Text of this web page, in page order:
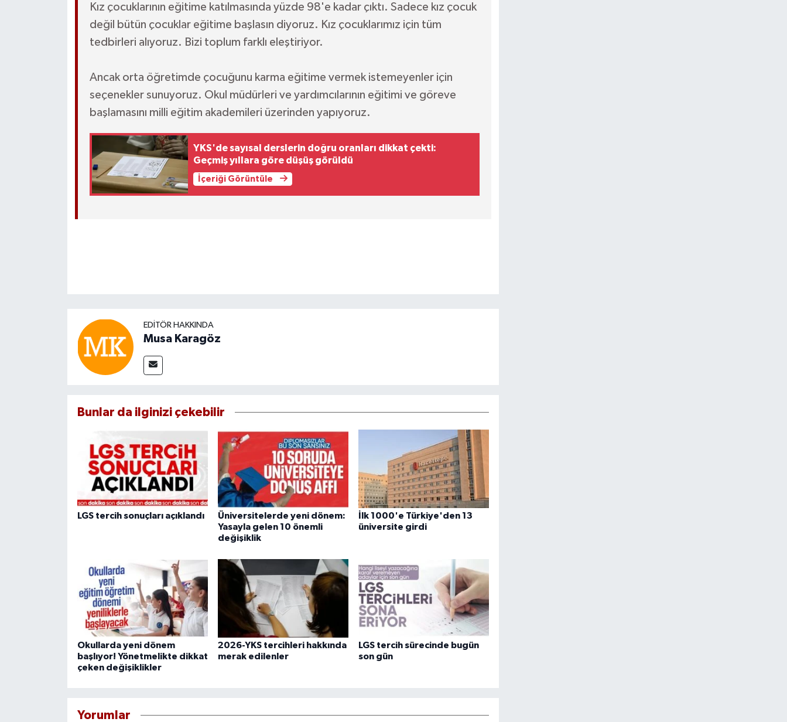
Kız çocuklarının eğitime katılmasında yüzde 98'e kadar çıktı. Sadece kız çocuk
değil bütün çocuklar eğitime başlasın diyoruz. Kız çocuklarımız için tüm
tedbirleri alıyoruz. Bizi toplum farklı eleştiriyor.
Ancak orta öğretimde çocuğunu karma eğitime vermek istemeyenler için
seçenekler sunuyoruz. Okul müdürleri ve yardımcılarının eğitimi ve göreve
başlamasını milli eğitim akademileri üzerinden yapıyoruz.
YKS'de sayısal derslerin doğru oranları dikkat çekti:
Geçmiş yıllara göre düşüş görüldü
İçeriği Görüntüle
EDITÖR HAKKINDA
Musa Karagöz
Bunlar da ilginizi çekebilir
LGS tercih sonuçları açıklandı
Üniversitelerde yeni dönem:
Yasayla gelen 10 önemli
değişiklik
İlk 1000'e Türkiye'den 13
üniversite girdi
Okullarda yeni dönem
başlıyor! Yönetmelikte dikkat
çeken değişiklikler
2026-YKS tercihleri hakkında
merak edilenler
LGS tercih sürecinde bugün
son gün
Yorumlar